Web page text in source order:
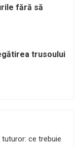
fără să
trusoului
ce trebuie